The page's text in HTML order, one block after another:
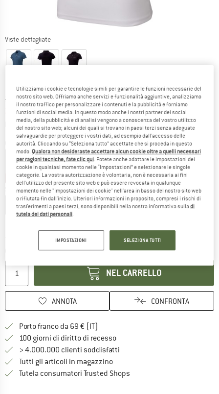
Viste dettagliate
Prezzo originale :
34,95€
Prezzo:
24,47€ incl. IVA
più Spese di spedizioneInformazioni sui costi di spedizione. Si apre in
Colore:White
25% 25% 30% 30%
Scegli la taglia:
XS S M L XL XXL
Tempi di consegna: 3-5 giorni lavorativi
Il link si apre in una casella
NEL CARRELLO
ANNOTA CONFRONTA
Porto franco da 69 € (IT)
100 giorni di diritto di recessoVai alla politica di recesso qui
> 4.000.000 clienti soddisfatti
Tutti gli articoli in magazzino
Tutela consumatori Trusted Shops
Utilizziamo i cookie e tecnologie simili per garantire le funzioni necessarie del
nostro sito web. Offriamo anche servizi e funzionalità aggiuntive, analizziamo
il nostro traffico per personalizzare i contenuti e la pubblicità e forniamo
funzioni di social media. In questo modo anche i nostri partner dei social
media, della pubblicità e di analisi vengono a conoscenza del vostro utilizzo
del nostro sito web; alcuni dei quali si trovano in paesi terzi senza adeguate
salvaguardie per proteggere i vostri dati, ad esempio dall'accesso delle
autorità. Cliccando su “Seleziona tutto” accettate che si proceda in questo
modo. Qualora non desideraste accettare alcun cookie oltre a quelli necessari
per ragioni tecniche, fate clic qui. Potete anche adattare le impostazioni dei
cookie in qualsiasi momento nelle “Impostazioni” e selezionare le singole
categorie. La vostra autorizzazione è volontaria, non è necessaria ai fini
dell'utilizzo del presente sito web e può essere revocata in qualunque
momento nelle "Impostazioni dei cookie" nell'area in basso del nostro sito web
o rifiutata fin dall'inizio. Ulteriori informazioni in proposito, compresi i rischi di
trasferimenti a paesi terzi, sono disponibili nella nostra informativa sulladi
tutela dei dati personali.
IMPOSTAZIONI SELEZIONA TUTTI